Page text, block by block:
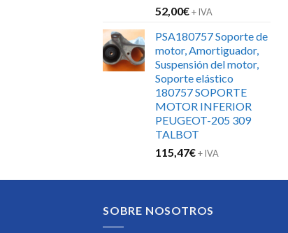
52,00€+ IVA
PSA180757 Soporte de
motor, Amortiguador,
Suspensión del motor,
Soporte elástico
180757 SOPORTE
MOTOR INFERIOR
PEUGEOT-205 309
TALBOT
115,47€+ IVA
SOBRE NOSOTROS